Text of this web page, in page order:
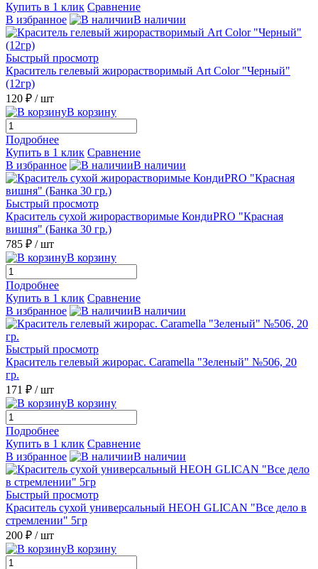
Купить в 1 клик Сравнение
В избранное
В наличии
Быстрый просмотр
Краситель гелевый жирорастворимый Art Color "Черный"
(12гр)
120 ₽ / шт
В корзину
Подробнее
Купить в 1 клик Сравнение
В избранное
В наличии
Быстрый просмотр
Краситель сухой жирорастворимые КондиPRO "Красная
вишня" (Банка 30 гр.)
785 ₽ / шт
В корзину
Подробнее
Купить в 1 клик Сравнение
В избранное
В наличии
Быстрый просмотр
Краситель гелевый жирорас. Caramella "Зеленый" №506, 20
гр.
171 ₽ / шт
В корзину
Подробнее
Купить в 1 клик Сравнение
В избранное
В наличии
Быстрый просмотр
Краситель сухой универсальный НЕОН GLICAN "Все дело в
стремлении" 5гр
200 ₽ / шт
В корзину